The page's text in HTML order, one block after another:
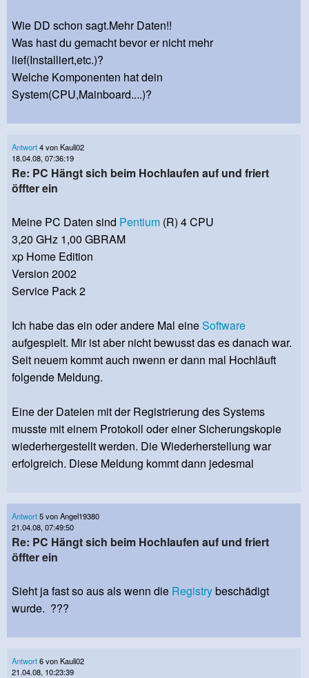
Wie DD schon sagt.Mehr Daten!!
Was hast du gemacht bevor er nicht mehr
lief(Installiert,etc.)?
Welche Komponenten hat dein
System(CPU,Mainboard....)?
Antwort4 von Kauli02
18.04.08, 07:36:19
Re: PC Hängt sich beim Hochlaufen auf und friert
öffter ein
Meine PC Daten sind Pentium (R) 4 CPU
3,20 GHz 1,00 GBRAM
xp Home Edition
Version 2002
Service Pack 2
Ich habe das ein oder andere Mal eineSoftware
aufgespielt. Mir ist aber nicht bewusst das es danach war.
Seit neuem kommt auch nwenn er dann mal Hochläuft
folgende Meldung.
Eine der Dateien mit der Registrierung des Systems
musste mit einem Protokoll oder einer Sicherungskopie
wiederhergestellt werden. Die Wiederherstellung war
erfolgreich. Diese Meldung kommt dann jedesmal
Antwort5 von Angel19380
21.04.08, 07:49:50
Re: PC Hängt sich beim Hochlaufen auf und friert
öffter ein
Sieht ja fast so aus als wenn die Registrybeschädigt
wurde. ???
Antwort6 von Kauli02
21.04.08, 10:23:39